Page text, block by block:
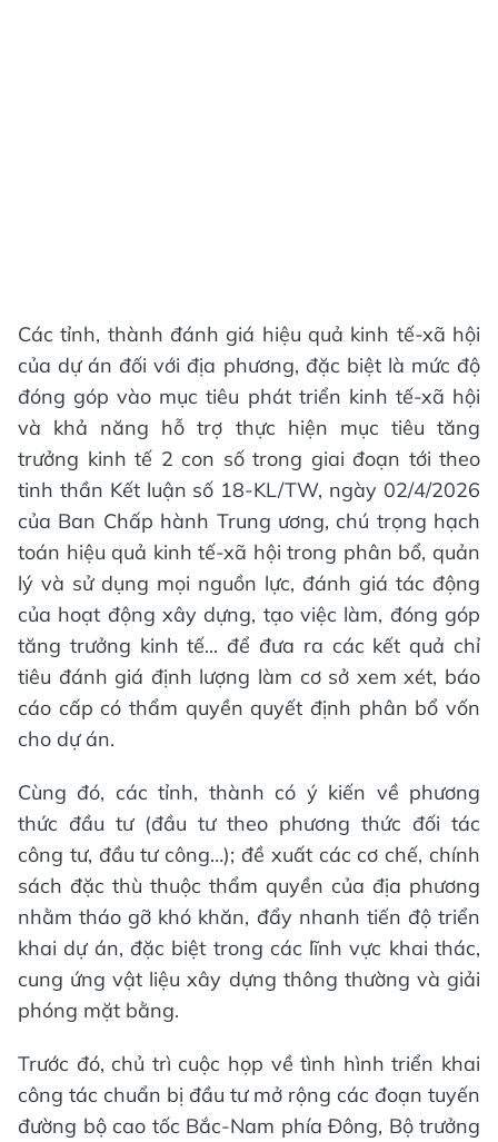
Các tỉnh, thành đánh giá hiệu quả kinh tế-xã hội
của dự án đối với địa phương, đặc biệt là mức độ
đóng góp vào mục tiêu phát triển kinh tế-xã hội
và khả năng hỗ trợ thực hiện mục tiêu tăng
trưởng kinh tế 2 con số trong giai đoạn tới theo
tinh thần Kết luận số 18-KL/TW, ngày 02/4/2026
của Ban Chấp hành Trung ương, chú trọng hạch
toán hiệu quả kinh tế-xã hội trong phân bổ, quản
lý và sử dụng mọi nguồn lực, đánh giá tác động
của hoạt động xây dựng, tạo việc làm, đóng góp
tăng trưởng kinh tế... để đưa ra các kết quả chỉ
tiêu đánh giá định lượng làm cơ sở xem xét, báo
cáo cấp có thẩm quyền quyết định phân bổ vốn
cho dự án.
Cùng đó, các tỉnh, thành có ý kiến về phương
thức đầu tư (đầu tư theo phương thức đối tác
công tư, đầu tư công…); đề xuất các cơ chế, chính
sách đặc thù thuộc thẩm quyền của địa phương
nhằm tháo gỡ khó khăn, đẩy nhanh tiến độ triển
khai dự án, đặc biệt trong các lĩnh vực khai thác,
cung ứng vật liệu xây dựng thông thường và giải
phóng mặt bằng.
Trước đó, chủ trì cuộc họp về tình hình triển khai
công tác chuẩn bị đầu tư mở rộng các đoạn tuyến
đường bộ cao tốc Bắc-Nam phía Đông, Bộ trưởng